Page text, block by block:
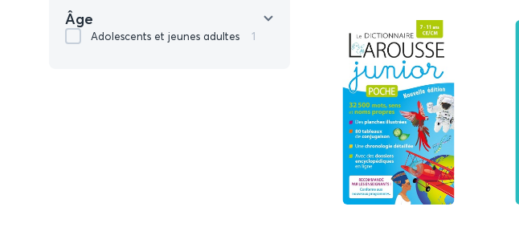
Âge
Adolescents et jeunes adultes 1